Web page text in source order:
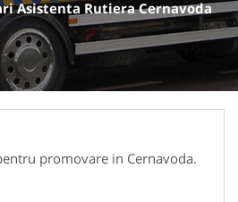
Asistenta Rutiera Cernavoda
promovare in Cernavoda.